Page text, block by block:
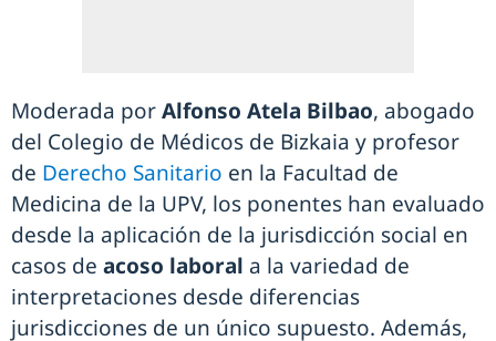
Moderada porAlfonso Atela Bilbao, abogado
del Colegio de Médicos de Bizkaia y profesor
de Derecho Sanitario en la Facultad de
Medicina de la UPV, los ponentes han evaluado
desde la aplicación de la jurisdicción social en
casos de acoso laboral a la variedad de
interpretaciones desde diferencias
jurisdicciones de un único supuesto. Además,